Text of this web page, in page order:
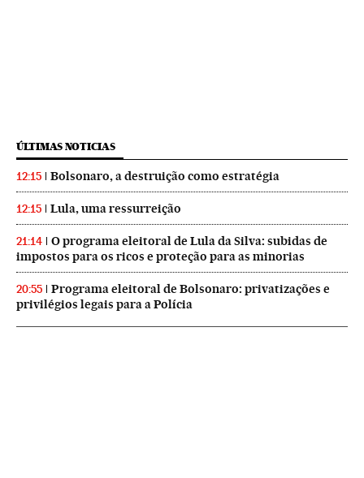
ÚLTIMAS NOTICIAS
12:15 Bolsonaro, a destruição como estratégia
12:15 Lula, uma ressurreição
21:14
O programa eleitoral de Lula da Silva: subidas de
impostos para os ricos e proteção para as minorias
20:55
Programa eleitoral de Bolsonaro: privatizações e
privilégios legais para a Polícia